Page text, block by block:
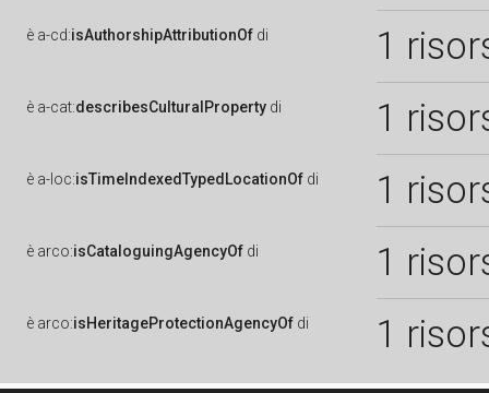
è a-cd:isAuthorshipAttributionOf di 1
è a-cat:describesCulturalProperty di 1
è a-loc:isTimeIndexedTypedLocationOf di 1
è arco:isCataloguingAgencyOf di 1
è arco:isHeritageProtectionAgencyOf di 1